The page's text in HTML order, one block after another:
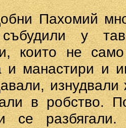
Пахомий
у
които не
и манастири и
в робство.
се